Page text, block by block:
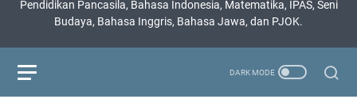
Pendidikan Pancasila, Bahasa Indonesia, Matematika, IPAS, Seni
Budaya, Bahasa Inggris, Bahasa Jawa, dan PJOK.